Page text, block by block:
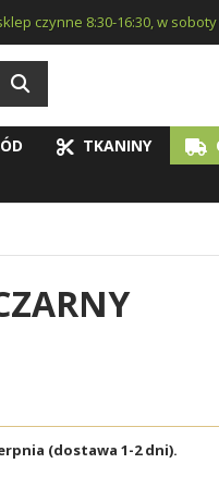
czynne 8:30-16:30, w soboty
TKANINY
(dostawa 1-2 dni).